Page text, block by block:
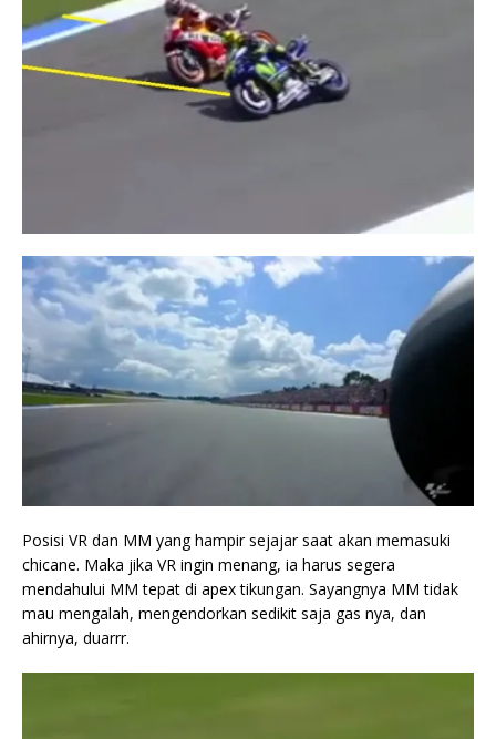
Posisi VR dan MM yang hampir sejajar saat akan memasuki
chicane. Maka jika VR ingin menang, ia harus segera
mendahului MM tepat di apex tikungan. Sayangnya MM tidak
mau mengalah, mengendorkan sedikit saja gas nya, dan
ahirnya, duarrr.